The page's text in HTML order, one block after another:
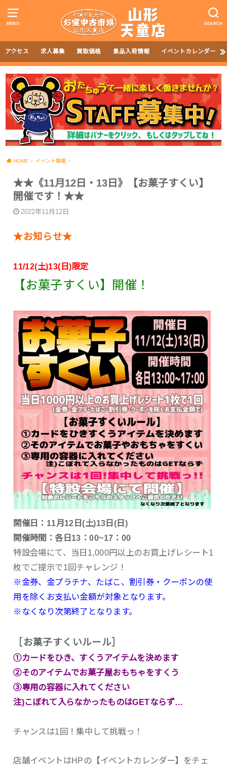
MENU SEARCH
アクセス 求人募集 買取価格 景品入荷情報 イベントカレンダー
HOME イベント情報
★★《11月12日・13日》【お菓子すくい】
開催です！★★
2022年11月12日
★お知らせ★
11/12(土)13(日)限定
【お菓子すくい】開催！
開催日：11月12日(土)13日(日)
開催時間：各日13：00~17：00
特設会場にて、当日1,000円以上のお買上げレシート1
枚でご提示で1回チャレンジ！
※金券、金プラチナ、たばこ、割引券・クーポンの使
用を除くお支払い金額が対象となります。
※なくなり次第終了となります。
［お菓子すくいルール］
①カードをひき、すくうアイテムを決めます
②そのアイテムでお菓子屋おもちゃをすくう
③専用の容器に入れてください
注)こぼれて入らなかったものはGETならず…
チャンスは1回！集中して挑戦っ！
店舗イベントはHPの【イベントカレンダー】をチェ